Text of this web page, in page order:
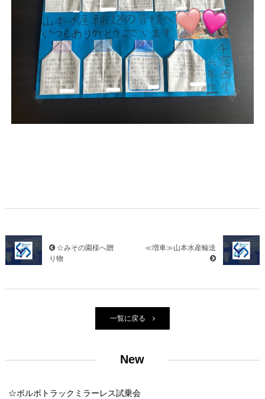
☆みその園様へ贈
り物
≪増車≫山本水産輸送
一覧に戻る
New
☆ボルボトラックミラーレス試乗会